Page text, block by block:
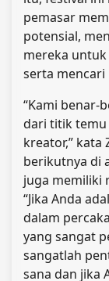
pemasar
potensial,
mereka
serta mencari
“Kami benar-
dari titik temu
kreator,” kata
berikutnya di
juga memiliki
“Jika Anda
dalam
yang sangat
sangatlah
sana dan jika